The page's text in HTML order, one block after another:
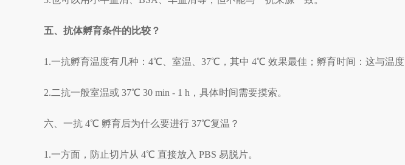
五、抗体孵育条件的比较？
1.一抗孵育温度有几种：4℃ 、室温、 37℃ ，其中 4℃ 效果最佳；孵育时间：这与温
2.二抗一般室温或 37℃ 30 min - 1 h，具体时间需要摸索。
六、一抗 4℃ 孵育后为什么要进行 37℃复温？
1.一方面，防止切片从 4℃ 直接放入 PBS 易脱片。